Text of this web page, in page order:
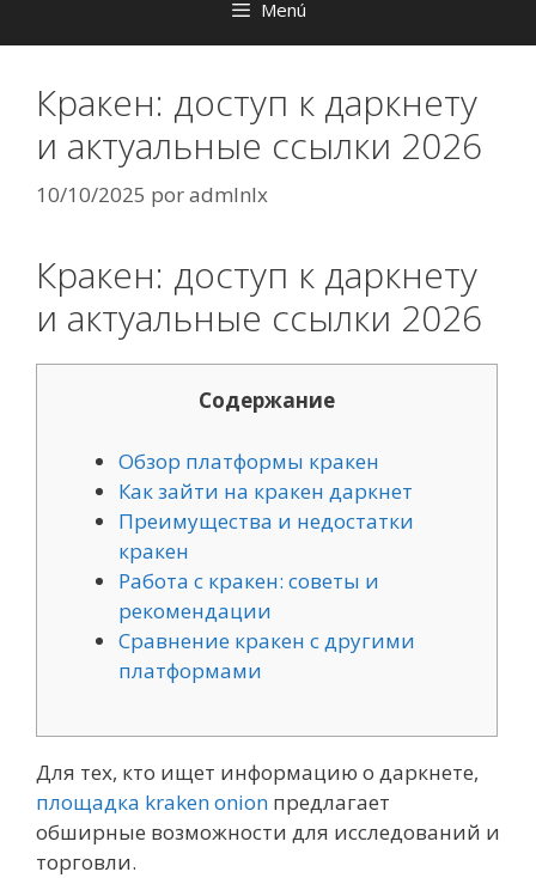
Menú
Кракен: доступ к даркнету
и актуальные ссылки 2026
10/10/2025 poradmlnlx
Кракен: доступ к даркнету
и актуальные ссылки 2026
Содержание
Обзор платформы кракен
Как зайти на кракен даркнет
Преимущества и недостатки
кракен
Работа с кракен: советы и
рекомендации
Сравнение кракен с другими
платформами
Для тех, кто ищет информацию о даркнете,
площадка kraken onion предлагает
обширные возможности для исследований и
торговли.